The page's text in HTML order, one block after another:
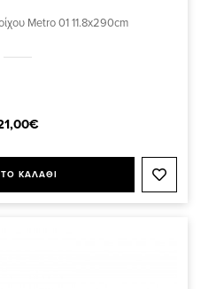
Metro 01 11.8x290cm
ΚΑΛΑΘΙ